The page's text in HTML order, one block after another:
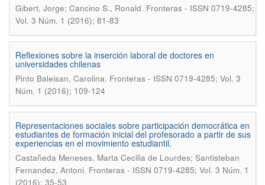
Gibert, Jorge; Cancino S., Ronald. Fronteras - ISSN 0719-4285;
Vol. 3 Núm. 1 (2016); 81-83
Reflexiones sobre la inserción laboral de doctores en
universidades chilenas
Pinto Baleisan, Carolina. Fronteras - ISSN 0719-4285; Vol. 3
Núm. 1 (2016); 109-124
Representaciones sociales sobre participación democrática en
estudiantes de formación inicial del profesorado a partir de sus
experiencias en el movimiento estudiantil.
Castañeda Meneses, Marta Cecilia de Lourdes; Santisteban
Fernandez, Antoni. Fronteras - ISSN 0719-4285; Vol. 3 Núm. 1
(2016); 35-53